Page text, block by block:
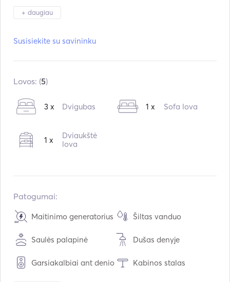
+ daugiau
Varikliai:1 x 50hp
Vartojimas:
L /val.
Kuro talpa:
200 L
Susisiekite su savininku
Lovos: (5)
3 x Dvigubas 1 x Sofa lova
1 x
Dviaukštė
lova
Patogumai:
Maitinimo generatorius Šiltas vanduo
Saulės palapinė Dušas denyje
Garsiakalbiai ant denio Kabinos stalas